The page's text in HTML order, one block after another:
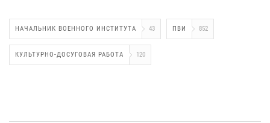
НАЧАЛЬНИК ВОЕННОГО ИНСТИТУТА 43 ПВИ 852
КУЛЬТУРНО-ДОСУГОВАЯ РАБОТА 120